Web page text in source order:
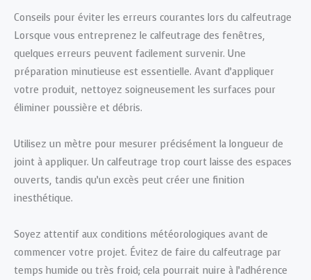
Conseils pour éviter les erreurs courantes lors du calfeutrage
Lorsque vous entreprenez le calfeutrage des fenêtres,
quelques erreurs peuvent facilement survenir. Une
préparation minutieuse est essentielle. Avant d’appliquer
votre produit, nettoyez soigneusement les surfaces pour
éliminer poussière et débris.
Utilisez un mètre pour mesurer précisément la longueur de
joint à appliquer. Un calfeutrage trop court laisse des espaces
ouverts, tandis qu’un excès peut créer une finition
inesthétique.
Soyez attentif aux conditions météorologiques avant de
commencer votre projet. Évitez de faire du calfeutrage par
temps humide ou très froid; cela pourrait nuire à l’adhérence